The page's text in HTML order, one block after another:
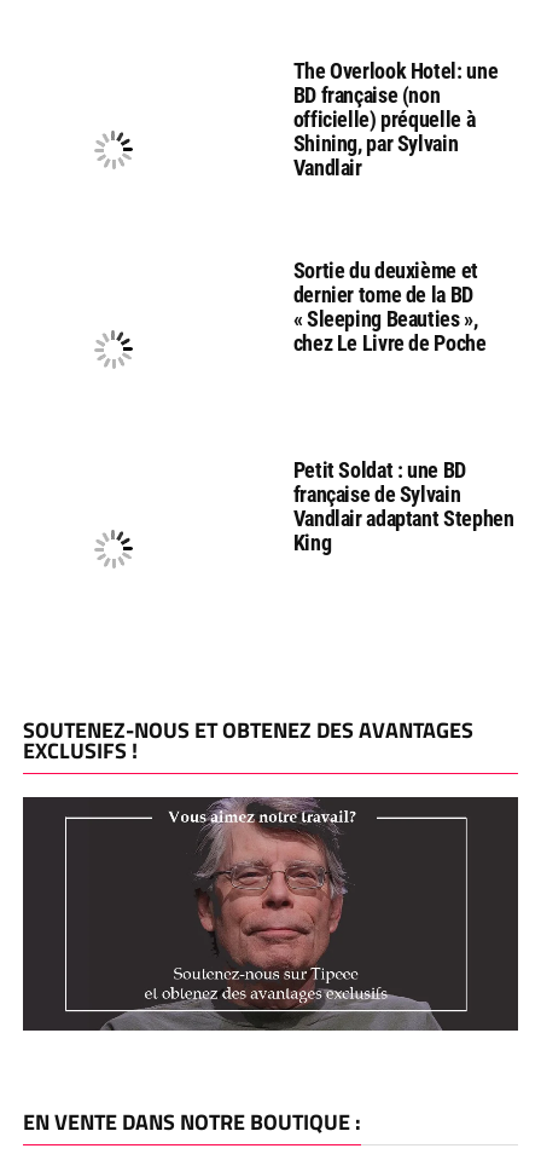
The Overlook Hotel: une
BD française (non
officielle) préquelle à
Shining, par Sylvain
Vandlair
Sortie du deuxième et
dernier tome de la BD
« Sleeping Beauties »,
chez Le Livre de Poche
Petit Soldat : une BD
française de Sylvain
Vandlair adaptant Stephen
King
SOUTENEZ-NOUS ET OBTENEZ DES AVANTAGES
EXCLUSIFS !
EN VENTE DANS NOTRE BOUTIQUE :